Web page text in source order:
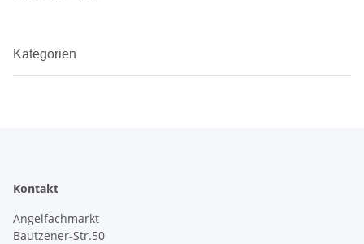
Kategorien
Kontakt
Angelfachmarkt
Bautzener-Str.50